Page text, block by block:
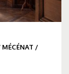
MÉCÉNAT /